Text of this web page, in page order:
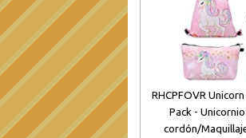
RHCPFOVR
Pack -
cordón/